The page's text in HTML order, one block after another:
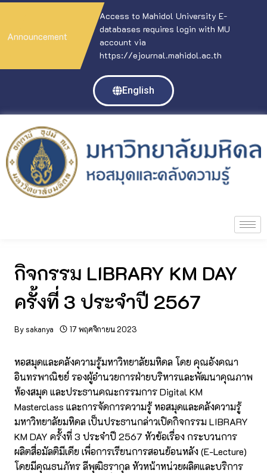
Announcement
Access to Mahidol University E-
databases requires login with MU
account via
https://ejournal.mahidol.ac.th
English
กิจกรรม LIBRARY KM DAY
ครั้งที่ 3 ประจำปี 2567
By sakanya 17 พฤศจิกายน 2023
หอสมุดและคลังความรู้มหาวิทยาลัยมหิดล โดย คุณอังคณา
อินทรพาณิชย์ รองผู้อำนวยการฝ่ายบริหารและพัฒนาคุณภาพ
ห้องสมุด และประธานคณะกรรมการ Digital KM
Masterclass และการจัดการความรู้ หอสมุดและคลังความรู้
มหาวิทยาลัยมหิดล เป็นประธานกล่าวเปิดกิจกรรม LIBRARY
KM DAY ครั้งที่ 3 ประจำปี 2567 หัวข้อเรื่อง กระบวนการ
ผลิตสื่อมัลติมีเดีย เพื่อการเรียนการสอนย้อนหลัง (E-Lecture)
โดยมีคุณธนภัทร ลีพุฒิธรากุล หัวหน้าหน่วยผลิตและบริการ